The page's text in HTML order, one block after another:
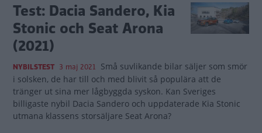
Test: Dacia Sandero, Kia
Stonic och Seat Arona
(2021)
NYBILSTEST 3 maj 2021 Små suvlikande bilar säljer som smör
i solsken, de har till och med blivit så populära att de
tränger ut sina mer lågbyggda syskon. Kan Sveriges
billigaste nybil Dacia Sandero och uppdaterade Kia Stonic
utmana klassens storsäljare Seat Arona?